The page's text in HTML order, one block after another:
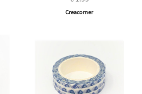
Creacorner